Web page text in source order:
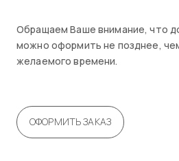
Обращаем Ваше внимание, что
можно оформить не позднее,
желаемого времени.
ОФОРМИТЬ ЗАКАЗ